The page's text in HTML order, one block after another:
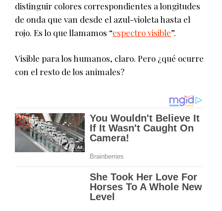
distinguir colores correspondientes a longitudes
de onda que van desde el azul-violeta hasta el
rojo. Es lo que llamamos “espectro visible”.
Visible para los humanos, claro. Pero ¿qué ocurre
con el resto de los animales?